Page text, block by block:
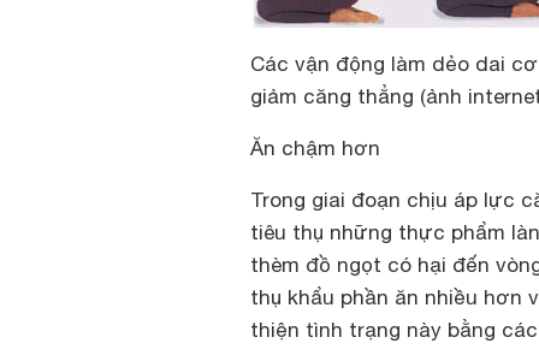
Các vận động làm dẻo dai
giảm căng thẳng (ảnh
Ăn chậm hơn
Trong giai đoạn chịu áp lực
tiêu thụ những thực phẩm
thèm đồ ngọt có hại đến
thụ khẩu phần ăn nhiều hơn
thiện tình trạng này bằng